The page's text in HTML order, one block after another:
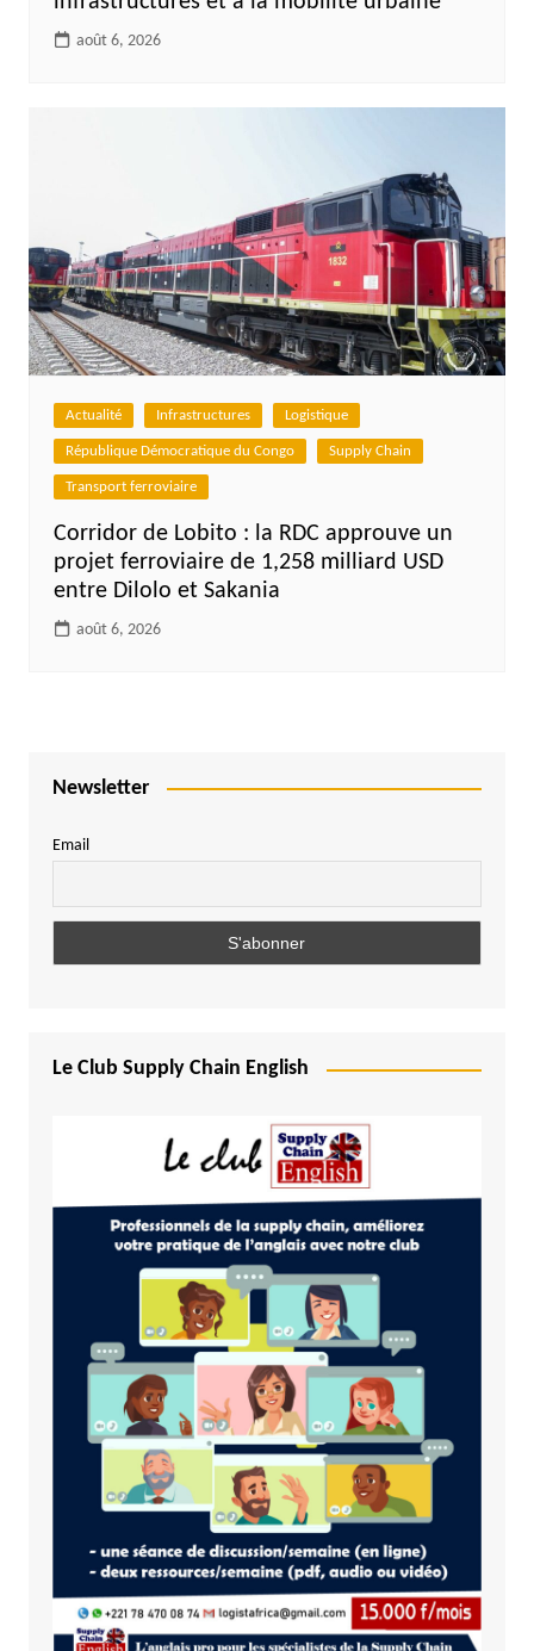
août 6, 2026
Actualité Infrastructures Logistique
République Démocratique du Congo Supply Chain
Transport ferroviaire
Corridor de Lobito : la RDC approuve un
projet ferroviaire de 1,258 milliard USD
entre Dilolo et Sakania
août 6, 2026
Newsletter
Email
Le Club Supply Chain English